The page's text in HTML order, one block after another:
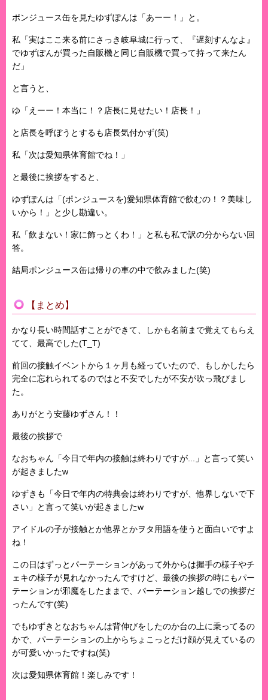
ポンジュース缶を見たゆずぽんは「あーー！」と。
私「実はここ来る前にさっき岐阜城に行って、『遅刻すんなよ』
でゆずぽんが買った自販機と同じ自販機で買って持って来たん
だ」
と言うと、
ゆ「えーー！本当に！？店長に見せたい！店長！」
と店長を呼ぼうとするも店長気付かず(笑)
私「次は愛知県体育館でね！」
と最後に挨拶をすると、
ゆずぽんは「(ポンジュースを)愛知県体育館で飲むの！？美味し
いから！」と少し勘違い。
私「飲まない！家に飾っとくわ！」と私も私で訳の分からない回
答。
結局ポンジュース缶は帰りの車の中で飲みました(笑)
【まとめ】
かなり長い時間話すことができて、しかも名前まで覚えてもらえ
てて、最高でした(T_T)
前回の接触イベントから１ヶ月も経っていたので、もしかしたら
完全に忘れられてるのではと不安でしたが不安が吹っ飛びまし
た。
ありがとう安藤ゆずさん！！
最後の挨拶で
なおちゃん「今日で年内の接触は終わりですが...」と言って笑い
が起きましたw
ゆずきも「今日で年内の特典会は終わりですが、他界しないで下
さい」と言って笑いが起きましたw
アイドルの子が接触とか他界とかヲタ用語を使うと面白いですよ
ね！
この日はずっとパーテーションがあって外からは握手の様子やチ
ェキの様子が見れなかったんですけど、最後の挨拶の時にもパー
テーションが邪魔をしたままで、パーテーション越しでの挨拶だ
ったんです(笑)
でもゆずきとなおちゃんは背伸びをしたのか台の上に乗ってるの
かで、パーテーションの上からちょこっとだけ顔が見えているの
が可愛いかったですね(笑)
次は愛知県体育館！楽しみです！